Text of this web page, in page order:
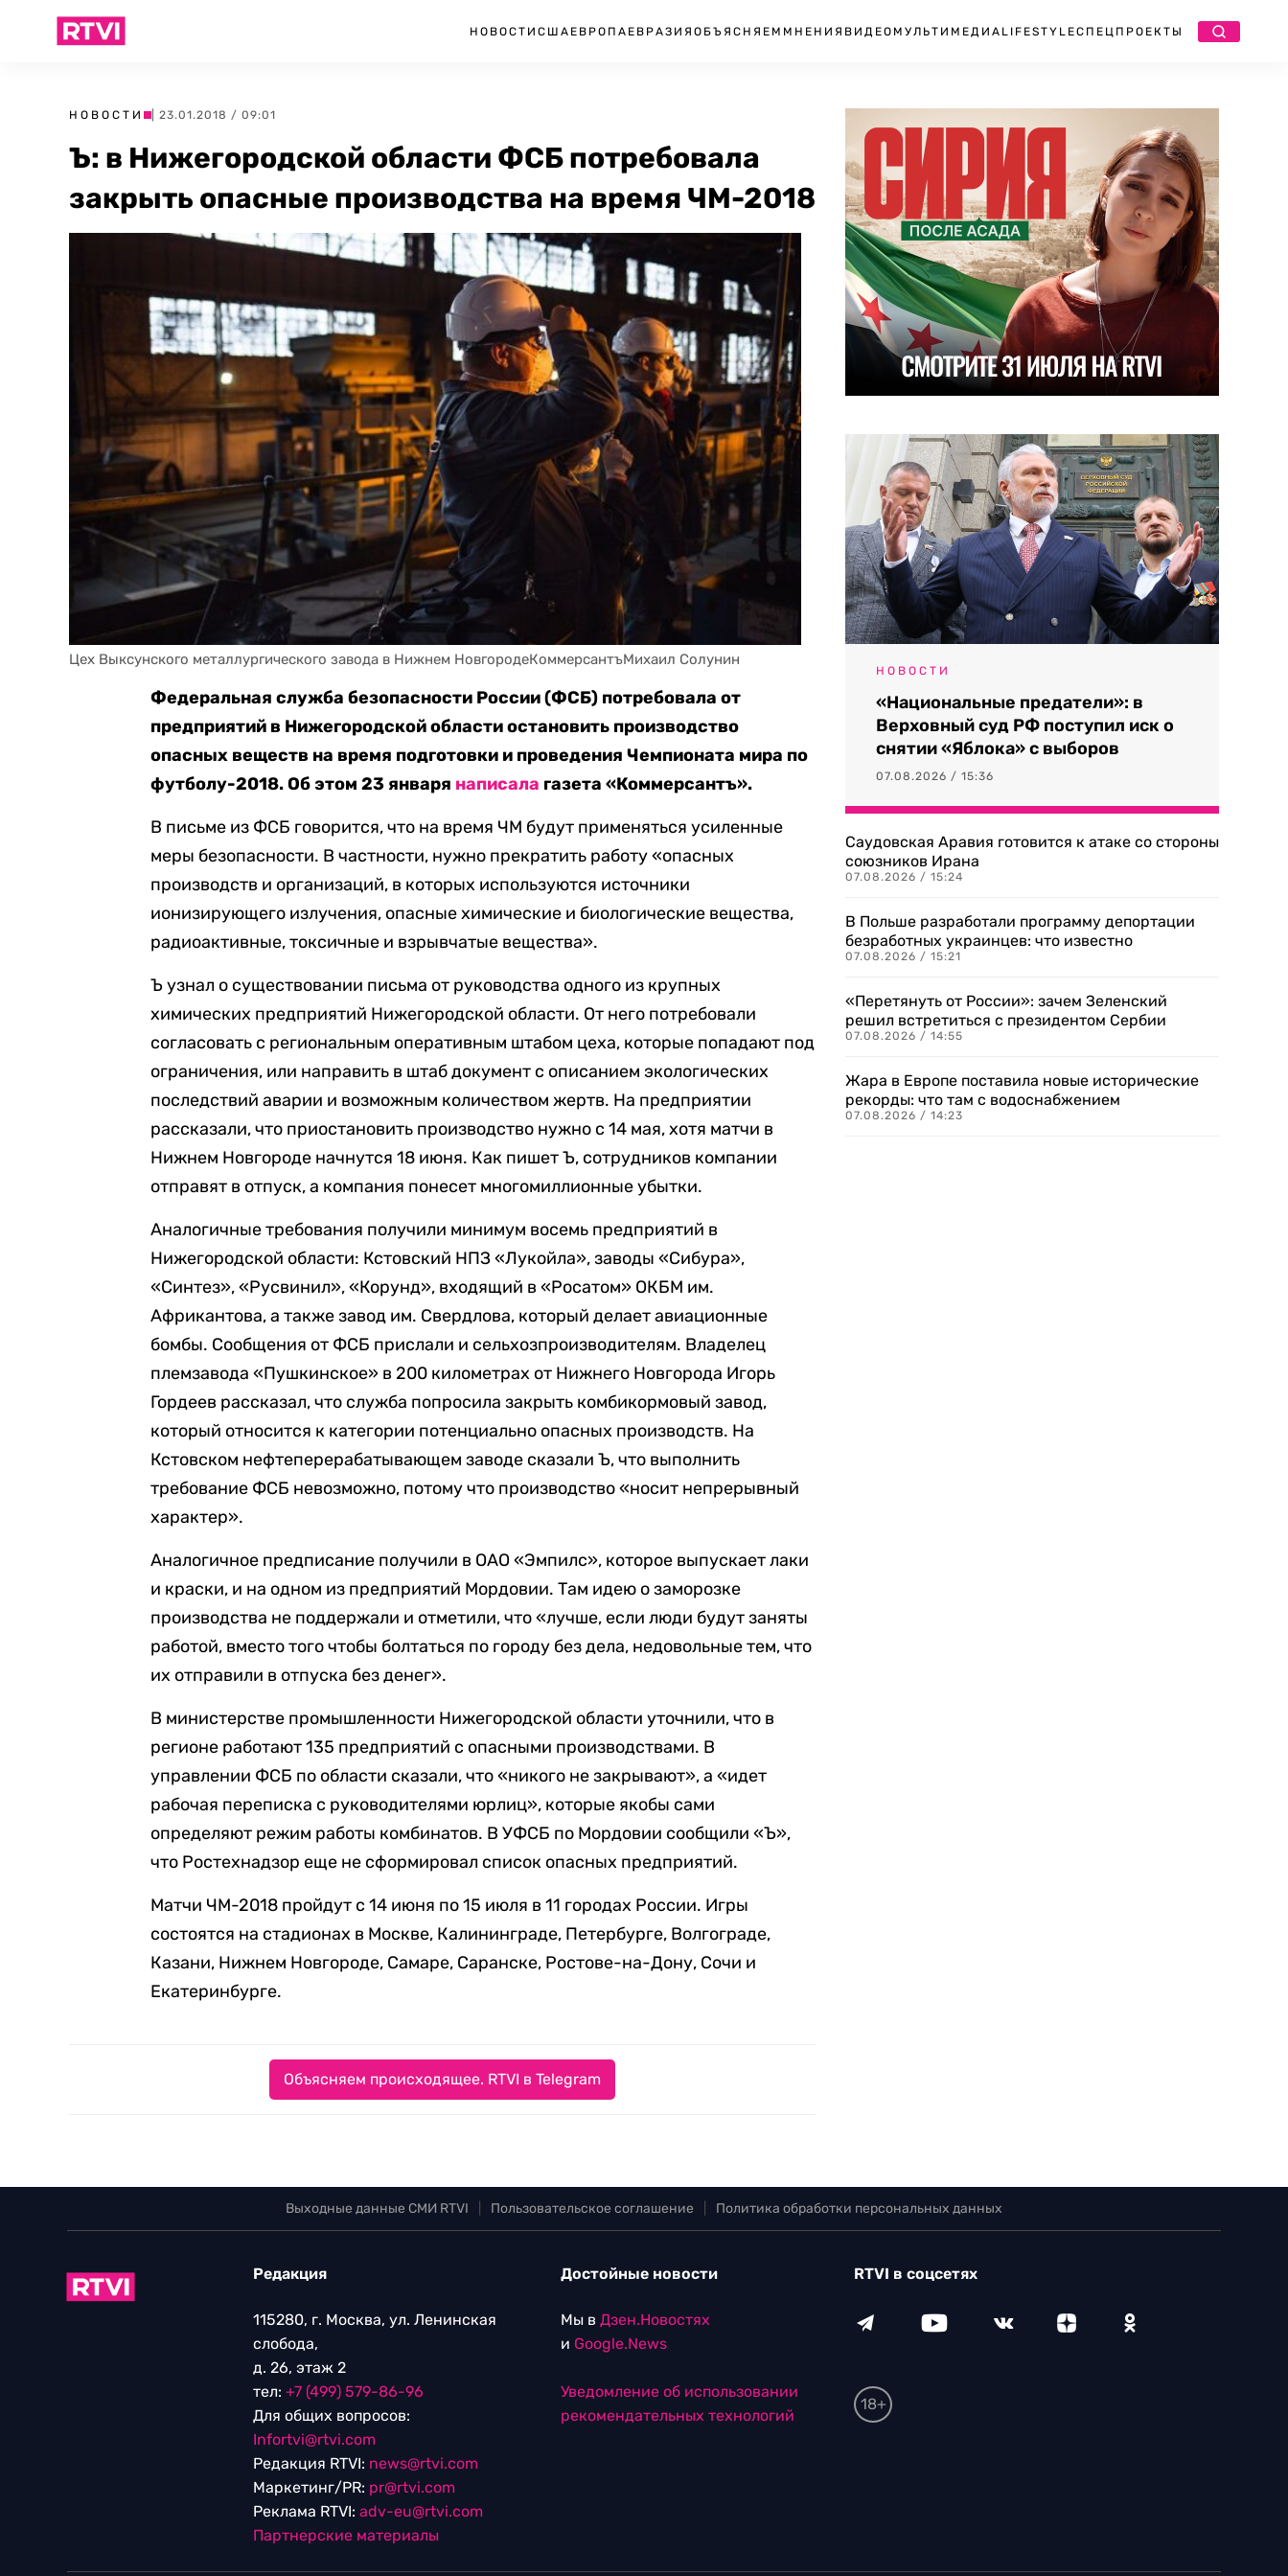
НОВОСТИ США ЕВРОПА ЕВРАЗИЯ ОБЪЯСНЯЕМ МНЕНИЯ ВИДЕО МУЛЬТИМЕДИА LIFESTYLEСПЕЦПРОЕКТЫ
НОВОСТИ | 23.01.2018 / 09:01
Ъ: в Нижегородской области ФСБ потребовала
закрыть опасные производства на время ЧМ-2018
Цех Выксунского металлургического завода в Нижнем НовгородеКоммерсантъМихаил Солунин
Федеральная служба безопасности России (ФСБ) потребовала от
предприятий в Нижегородской области остановить производство
опасных веществ на время подготовки и проведения Чемпионата мира по
футболу-2018. Об этом 23 января написала газета «Коммерсантъ».
В письме из ФСБ говорится, что на время ЧМ будут применяться усиленные
меры безопасности. В частности, нужно прекратить работу «опасных
производств и организаций, в которых используются источники
ионизирующего излучения, опасные химические и биологические вещества,
радиоактивные, токсичные и взрывчатые вещества».
Ъ узнал о существовании письма от руководства одного из крупных
химических предприятий Нижегородской области. От него потребовали
согласовать с региональным оперативным штабом цеха, которые попадают под
ограничения, или направить в штаб документ с описанием экологических
последствий аварии и возможным количеством жертв. На предприятии
рассказали, что приостановить производство нужно с 14 мая, хотя матчи в
Нижнем Новгороде начнутся 18 июня. Как пишет Ъ, сотрудников компании
отправят в отпуск, а компания понесет многомиллионные убытки.
Аналогичные требования получили минимум восемь предприятий в
Нижегородской области: Кстовский НПЗ «Лукойла», заводы «Сибура»,
«Синтез», «Русвинил», «Корунд», входящий в «Росатом» ОКБМ им.
Африкантова, а также завод им. Свердлова, который делает авиационные
бомбы. Сообщения от ФСБ прислали и сельхозпроизводителям. Владелец
племзавода «Пушкинское» в 200 километрах от Нижнего Новгорода Игорь
Гордеев рассказал, что служба попросила закрыть комбикормовый завод,
который относится к категории потенциально опасных производств. На
Кстовском нефтеперерабатывающем заводе сказали Ъ, что выполнить
требование ФСБ невозможно, потому что производство «носит непрерывный
характер».
Аналогичное предписание получили в ОАО «Эмпилс», которое выпускает лаки
и краски, и на одном из предприятий Мордовии. Там идею о заморозке
производства не поддержали и отметили, что «лучше, если люди будут заняты
работой, вместо того чтобы болтаться по городу без дела, недовольные тем, что
их отправили в отпуска без денег».
В министерстве промышленности Нижегородской области уточнили, что в
регионе работают 135 предприятий с опасными производствами. В
управлении ФСБ по области сказали, что «никого не закрывают», а «идет
рабочая переписка с руководителями юрлиц», которые якобы сами
определяют режим работы комбинатов. В УФСБ по Мордовии сообщили «Ъ»,
что Ростехнадзор еще не сформировал список опасных предприятий.
Матчи ЧМ-2018 пройдут с 14 июня по 15 июля в 11 городах России. Игры
состоятся на стадионах в Москве, Калининграде, Петербурге, Волгограде,
Казани, Нижнем Новгороде, Самаре, Саранске, Ростове-на-Дону, Сочи и
Екатеринбурге.
Объясняем происходящее. RTVI в Telegram
НОВОСТИ
«Национальные предатели»: в
Верховный суд РФ поступил иск о
снятии «Яблока» с выборов
07.08.2026 / 15:36
Саудовская Аравия готовится к атаке со стороны
союзников Ирана
07.08.2026 / 15:24
В Польше разработали программу депортации
безработных украинцев: что известно
07.08.2026 / 15:21
«Перетянуть от России»: зачем Зеленский
решил встретиться с президентом Сербии
07.08.2026 / 14:55
Жара в Европе поставила новые исторические
рекорды: что там с водоснабжением
07.08.2026 / 14:23
Выходные данные СМИ RTVI Пользовательское соглашение Политика обработки персональных данных
Редакция
115280, г. Москва, ул. Ленинская
слобода,
д. 26, этаж 2
тел: +7 (499) 579-86-96
Для общих вопросов:
Infortvi@rtvi.com
Редакция RTVI: news@rtvi.com
Маркетинг/PR: pr@rtvi.com
Реклама RTVI: adv-eu@rtvi.com
Партнерские материалы
Достойные новости
Мы в Дзен.Новостях
и Google.News
Уведомление об использовании
рекомендательных технологий
RTVI в соцсетях
18+